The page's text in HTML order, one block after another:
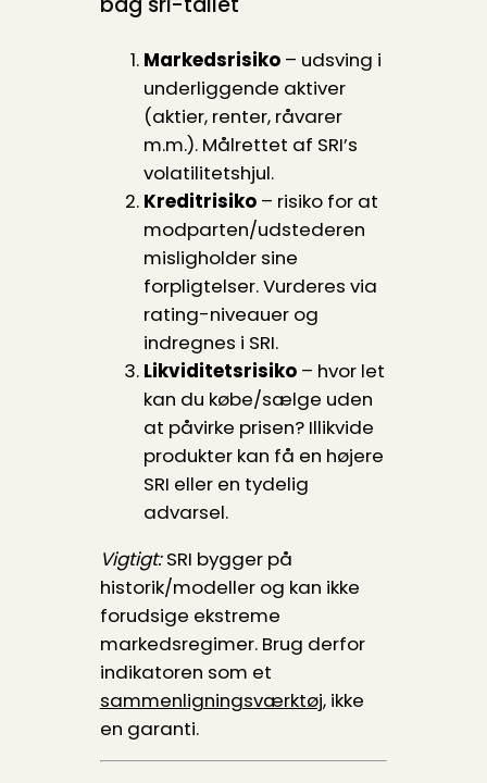
Markedsrisiko– udsving i
underliggende aktiver
(aktier, renter, råvarer
m.m.). Målrettet af SRI’s
volatilitetshjul.
Kreditrisiko– risiko for at
modparten/udstederen
misligholder sine
forpligtelser. Vurderes via
rating-niveauer og
indregnes i SRI.
Likviditetsrisiko– hvor let
kan du købe/sælge uden
at påvirke prisen? Illikvide
produkter kan få en højere
SRI eller en tydelig
advarsel.
Vigtigt:SRI bygger på
historik/modeller og kan ikke
forudsige ekstreme
markedsregimer. Brug derfor
indikatoren som et
sammenligningsværktøj, ikke
en garanti.